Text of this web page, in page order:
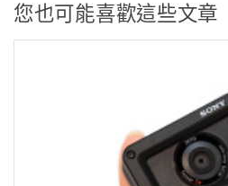
您也可能喜歡這些文章